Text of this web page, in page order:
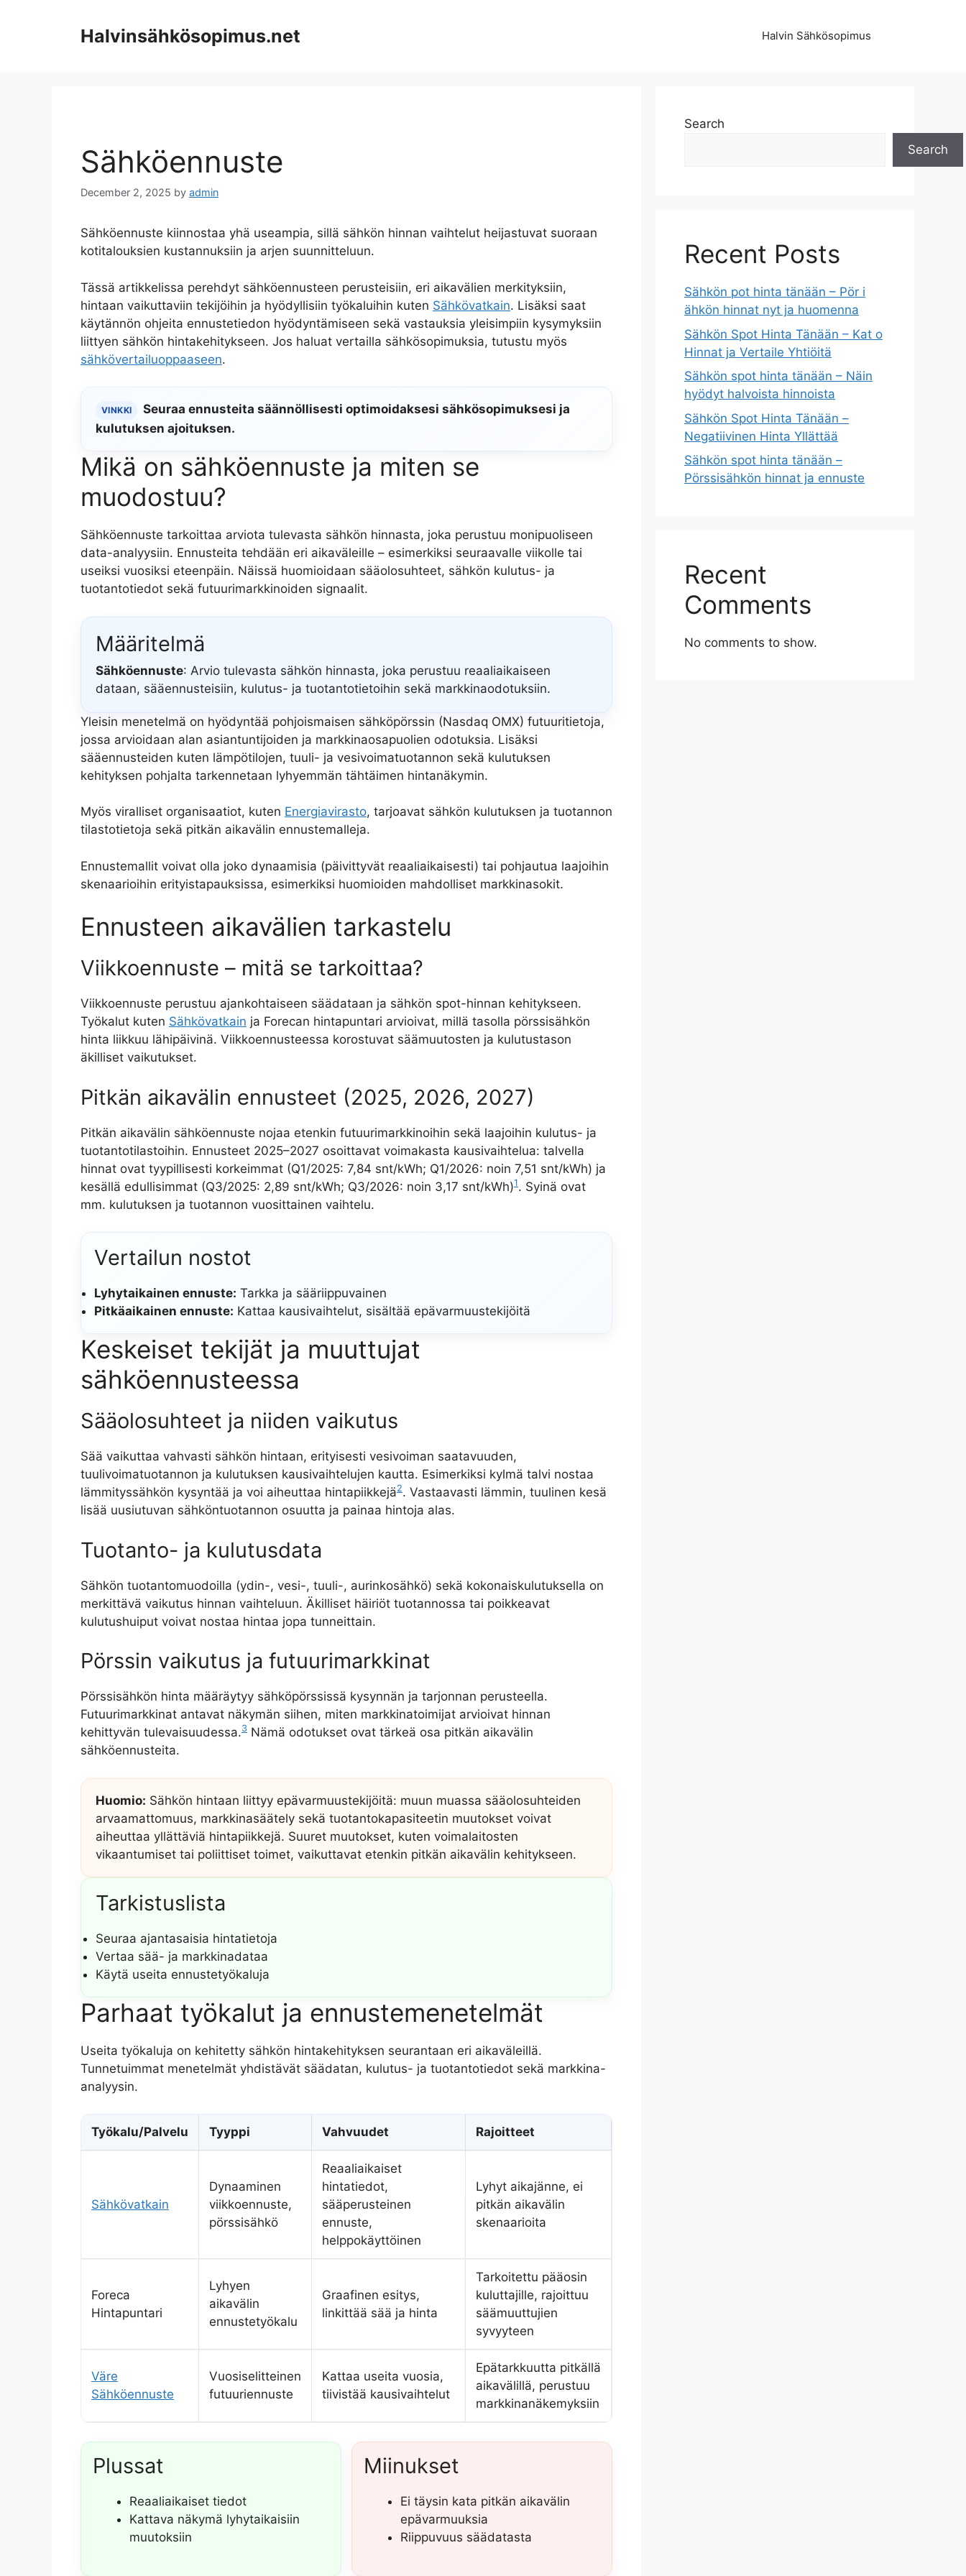
Halvinsähkösopimus.net Halvin Sähkösopimus
Sähköennuste
December 2, 2025 by admin
Sähköennuste kiinnostaa yhä useampia, sillä sähkön hinnan vaihtelut heijastuvat suoraan
kotitalouksien kustannuksiin ja arjen suunnitteluun.
Tässä artikkelissa perehdyt sähköennusteen perusteisiin, eri aikavälien merkityksiin,
hintaan vaikuttaviin tekijöihin ja hyödyllisiin työkaluihin kuten Sähkövatkain. Lisäksi saat
käytännön ohjeita ennustetiedon hyödyntämiseen sekä vastauksia yleisimpiin kysymyksiin
liittyen sähkön hintakehitykseen. Jos haluat vertailla sähkösopimuksia, tutustu myös
sähkövertailuoppaaseen.
VINKKI
Seuraa ennusteita säännöllisesti optimoidaksesi sähkösopimuksesi ja
kulutuksen ajoituksen.
Mikä on sähköennuste ja miten se
muodostuu?
Sähköennuste tarkoittaa arviota tulevasta sähkön hinnasta, joka perustuu monipuoliseen
data-analyysiin. Ennusteita tehdään eri aikaväleille – esimerkiksi seuraavalle viikolle tai
useiksi vuosiksi eteenpäin. Näissä huomioidaan sääolosuhteet, sähkön kulutus- ja
tuotantotiedot sekä futuurimarkkinoiden signaalit.
Määritelmä
Sähköennuste: Arvio tulevasta sähkön hinnasta, joka perustuu reaaliaikaiseen
dataan, sääennusteisiin, kulutus- ja tuotantotietoihin sekä markkinaodotuksiin.
Yleisin menetelmä on hyödyntää pohjoismaisen sähköpörssin (Nasdaq OMX) futuuritietoja,
jossa arvioidaan alan asiantuntijoiden ja markkinaosapuolien odotuksia. Lisäksi
sääennusteiden kuten lämpötilojen, tuuli- ja vesivoimatuotannon sekä kulutuksen
kehityksen pohjalta tarkennetaan lyhyemmän tähtäimen hintanäkymin.
Myös viralliset organisaatiot, kuten Energiavirasto, tarjoavat sähkön kulutuksen ja tuotannon
tilastotietoja sekä pitkän aikavälin ennustemalleja.
Ennustemallit voivat olla joko dynaamisia (päivittyvät reaaliaikaisesti) tai pohjautua laajoihin
skenaarioihin erityistapauksissa, esimerkiksi huomioiden mahdolliset markkinasokit.
Ennusteen aikavälien tarkastelu
Viikkoennuste – mitä se tarkoittaa?
Viikkoennuste perustuu ajankohtaiseen säädataan ja sähkön spot-hinnan kehitykseen.
Työkalut kuten Sähkövatkain ja Forecan hintapuntari arvioivat, millä tasolla pörssisähkön
hinta liikkuu lähipäivinä. Viikkoennusteessa korostuvat säämuutosten ja kulutustason
äkilliset vaikutukset.
Pitkän aikavälin ennusteet (2025, 2026, 2027)
Pitkän aikavälin sähköennuste nojaa etenkin futuurimarkkinoihin sekä laajoihin kulutus- ja
tuotantotilastoihin. Ennusteet 2025–2027 osoittavat voimakasta kausivaihtelua: talvella
hinnat ovat tyypillisesti korkeimmat (Q1/2025: 7,84 snt/kWh; Q1/2026: noin 7,51 snt/kWh) ja
kesällä edullisimmat (Q3/2025: 2,89 snt/kWh; Q3/2026: noin 3,17 snt/kWh)1. Syinä ovat
mm. kulutuksen ja tuotannon vuosittainen vaihtelu.
Vertailun nostot
Lyhytaikainen ennuste: Tarkka ja sääriippuvainen
Pitkäaikainen ennuste: Kattaa kausivaihtelut, sisältää epävarmuustekijöitä
Keskeiset tekijät ja muuttujat
sähköennusteessa
Sääolosuhteet ja niiden vaikutus
Sää vaikuttaa vahvasti sähkön hintaan, erityisesti vesivoiman saatavuuden,
tuulivoimatuotannon ja kulutuksen kausivaihtelujen kautta. Esimerkiksi kylmä talvi nostaa
lämmityssähkön kysyntää ja voi aiheuttaa hintapiikkejä2. Vastaavasti lämmin, tuulinen kesä
lisää uusiutuvan sähköntuotannon osuutta ja painaa hintoja alas.
Tuotanto- ja kulutusdata
Sähkön tuotantomuodoilla (ydin-, vesi-, tuuli-, aurinkosähkö) sekä kokonaiskulutuksella on
merkittävä vaikutus hinnan vaihteluun. Äkilliset häiriöt tuotannossa tai poikkeavat
kulutushuiput voivat nostaa hintaa jopa tunneittain.
Pörssin vaikutus ja futuurimarkkinat
Pörssisähkön hinta määräytyy sähköpörssissä kysynnän ja tarjonnan perusteella.
Futuurimarkkinat antavat näkymän siihen, miten markkinatoimijat arvioivat hinnan
kehittyvän tulevaisuudessa.3 Nämä odotukset ovat tärkeä osa pitkän aikavälin
sähköennusteita.
Huomio: Sähkön hintaan liittyy epävarmuustekijöitä: muun muassa sääolosuhteiden
arvaamattomuus, markkinasäätely sekä tuotantokapasiteetin muutokset voivat
aiheuttaa yllättäviä hintapiikkejä. Suuret muutokset, kuten voimalaitosten
vikaantumiset tai poliittiset toimet, vaikuttavat etenkin pitkän aikavälin kehitykseen.
Tarkistuslista
Seuraa ajantasaisia hintatietoja
Vertaa sää- ja markkinadataa
Käytä useita ennustetyökaluja
Parhaat työkalut ja ennustemenetelmät
Useita työkaluja on kehitetty sähkön hintakehityksen seurantaan eri aikaväleillä.
Tunnetuimmat menetelmät yhdistävät säädatan, kulutus- ja tuotantotiedot sekä markkina-
analyysin.
Työkalu/Palvelu Tyyppi Vahvuudet Rajoitteet
Sähkövatkain
Dynaaminen
viikkoennuste,
pörssisähkö
Reaaliaikaiset
hintatiedot,
sääperusteinen
ennuste,
helppokäyttöinen
Lyhyt aikajänne, ei
pitkän aikavälin
skenaarioita
Foreca
Hintapuntari
Lyhyen
aikavälin
ennustetyökalu
Graafinen esitys,
linkittää sää ja hinta
Tarkoitettu pääosin
kuluttajille, rajoittuu
säämuuttujien
syvyyteen
Väre
Sähköennuste
Vuosiselitteinen
futuuriennuste
Kattaa useita vuosia,
tiivistää kausivaihtelut
Epätarkkuutta pitkällä
aikavälillä, perustuu
markkinanäkemyksiin
Plussat
Reaaliaikaiset tiedot
Kattava näkymä lyhytaikaisiin
muutoksiin
Miinukset
Ei täysin kata pitkän aikavälin
epävarmuuksia
Riippuvuus säädatasta
Search
Search
Recent Posts
Sähkön pot hinta tänään – Pör i
ähkön hinnat nyt ja huomenna
Sähkön Spot Hinta Tänään – Kat o
Hinnat ja Vertaile Yhtiöitä
Sähkön spot hinta tänään – Näin
hyödyt halvoista hinnoista
Sähkön Spot Hinta Tänään –
Negatiivinen Hinta Yllättää
Sähkön spot hinta tänään –
Pörssisähkön hinnat ja ennuste
Recent
Comments
No comments to show.